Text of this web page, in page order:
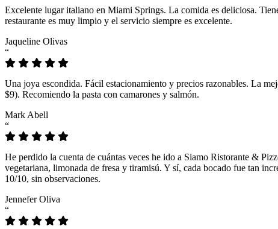
Excelente lugar italiano en Miami Springs. La comida es deliciosa.
restaurante es muy limpio y el servicio siempre es excelente.
Jaqueline Olivas
“
Una joya escondida. Fácil estacionamiento y precios razonables. La
$9). Recomiendo la pasta con camarones y salmón.
Mark Abell
“
He perdido la cuenta de cuántas veces he ido a Siamo Ristorante &
vegetariana, limonada de fresa y tiramisú. Y sí, cada bocado fue tan
10/10, sin observaciones.
Jennefer Oliva
“